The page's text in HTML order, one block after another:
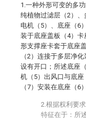
1.一种外形可变的多
纯植物过滤层（2）
电机（5）、底座（6
装于底座盖板（4）
形支撑座卡套于底座
（2）连接于多层净
设有开口；所述底座
机（5）出风口与底
（7）安装在底座（6
2.根据权利要
特征在于：所